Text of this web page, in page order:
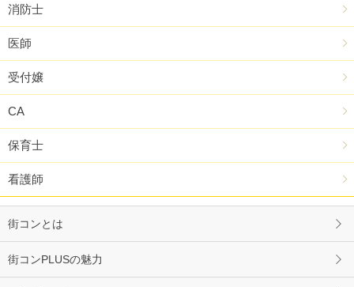
消防士
医師
受付嬢
CA
保育士
看護師
街コンとは
街コンPLUSの魅力